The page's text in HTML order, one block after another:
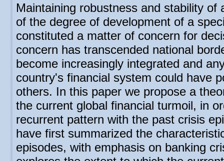
Maintaining robustness and stability of
of the degree of development of a
constituted a matter of concern for
concern has transcended national
become increasingly integrated and
country's financial system could have
others. In this paper we propose a
the current global financial turmoil, in
recurrent pattern with the past crisis
have first summarized the
episodes, with emphasis on banking